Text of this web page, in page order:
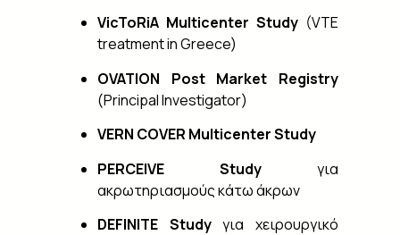
VicToRiA Multicenter Study (VTE
treatment in Greece)
OVATION Post Market Registry
(Principal Investigator)
VERN COVER Multicenter Study
PERCEIVE Study για
ακρωτηριασμούς κάτω άκρων
DEFINITE Studyγια χειρουργικό